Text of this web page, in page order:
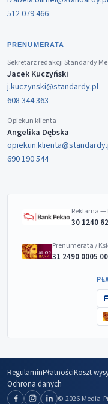
512 079 466
PRENUMERATA
Sekretarz redakcji Standardy
Jacek Kuczyński
j.kuczynski@standardy.pl
608 344 363
Opiekun klienta
Angelika Dębska
690 190 544
Reklama —
30 1240
Prenumerata /
31 2490 0005
RegulaminPłatnościKoszt
Ochrona danych
© 2026 Media-